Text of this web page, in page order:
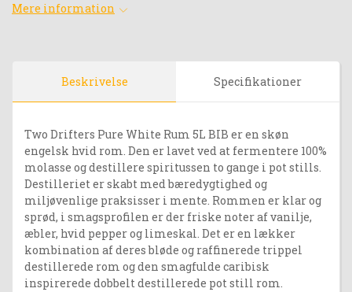
Mere information
Beskrivelse Specifikationer
Two Drifters Pure White Rum 5L BIB er en skøn
engelsk hvid rom. Den er lavet ved at fermentere 100%
molasse og destillere spiritussen to gange i pot stills.
Destilleriet er skabt med bæredygtighed og
miljøvenlige praksisser i mente. Rommen er klar og
sprød, i smagsprofilen er der friske noter af vanilje,
æbler, hvid pepper og limeskal. Det er en lækker
kombination af deres bløde og raffinerede trippel
destillerede rom og den smagfulde caribisk
inspirerede dobbelt destillerede pot still rom.